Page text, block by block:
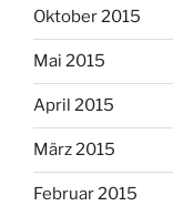
Oktober 2015
Mai 2015
April 2015
März 2015
Februar 2015